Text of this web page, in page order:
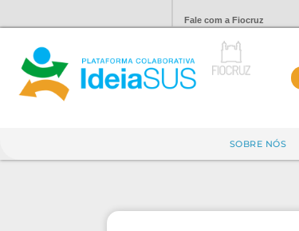
Fale com a Fiocruz
SOBRE NÓS